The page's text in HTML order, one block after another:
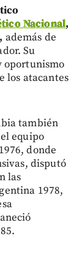
Nacional,
además de
Su
oportunismo
los atacantes
también
equipo
donde
disputó
las
1978,